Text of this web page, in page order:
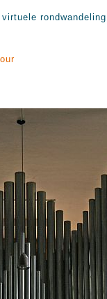
rondwandeling